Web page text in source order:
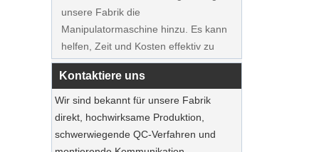
Hochzeitskleider Samtbügel Kleider
Hersteller Lieferant
Manipulatormaschine hinzu. Es kann
helfen, Zeit und Kosten effektiv zu
sparen.
Ausstellung in Frankreich
Unsere Fabrik nahm an der
Ausstellung in Frankreich teil. Unsere
Produkte waren bei Besuchern beliebt.
Kontaktiere uns
Wir sind bekannt für unsere Fabrik
direkt, hochwirksame Produktion,
schwerwiegende QC-Verfahren und